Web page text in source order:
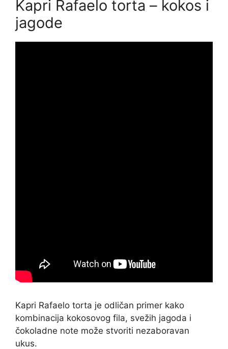
Kapri Rafaelo torta – kokos i
jagode
Kapri Rafaelo torta je odličan primer kako
kombinacija kokosovog fila, svežih jagoda i
čokoladne note može stvoriti nezaboravan
ukus.